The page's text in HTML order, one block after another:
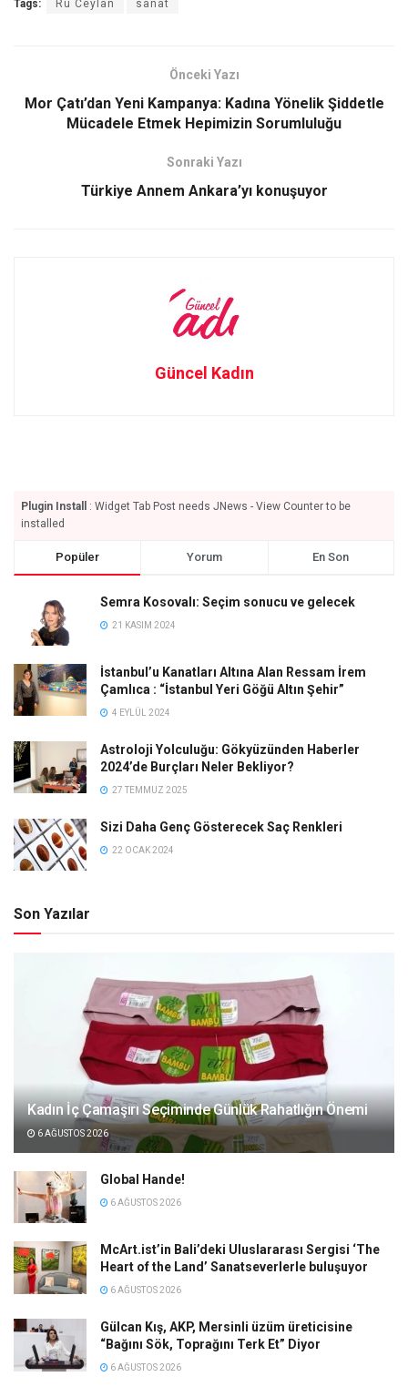
ce
o
st
o
n
ail ar
Tags: Ru Ceylan sanat
Önceki Yazı
Mor Çatı’dan Yeni Kampanya: Kadına Yönelik Şiddetle
Mücadele Etmek Hepimizin Sorumluluğu
Sonraki Yazı
Türkiye Annem Ankara’yı konuşuyor
Güncel Kadın
Plugin Install
: Widget Tab Post needs JNews - View Counter to be
installed
Popüler Yorum En Son
Semra Kosovalı: Seçim sonucu ve gelecek
21 KASIM 2024
İstanbul’u Kanatları Altına Alan Ressam İrem
Çamlıca : “İstanbul Yeri Göğü Altın Şehir”
4 EYLÜL 2024
Astroloji Yolculuğu: Gökyüzünden Haberler
2024’de Burçları Neler Bekliyor?
27 TEMMUZ 2025
Sizi Daha Genç Gösterecek Saç Renkleri
22 OCAK 2024
Son Yazılar
Kadın İç Çamaşırı Seçiminde Günlük Rahatlığın Önemi
6 AĞUSTOS 2026
Global Hande!
6 AĞUSTOS 2026
McArt.ist’in Bali’deki Uluslararası Sergisi ‘The
Heart of the Land’ Sanatseverlerle buluşuyor
6 AĞUSTOS 2026
Gülcan Kış, AKP, Mersinli üzüm üreticisine
“Bağını Sök, Toprağını Terk Et” Diyor
6 AĞUSTOS 2026